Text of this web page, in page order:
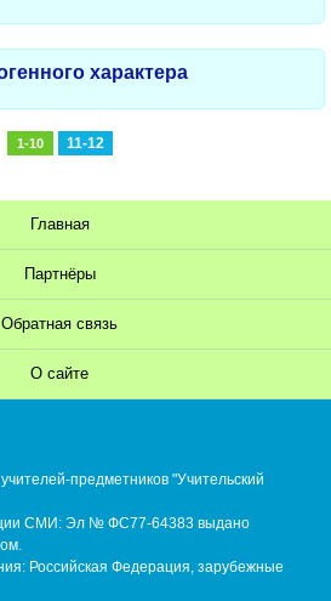
характера
1-10 11-12
Главная
Партнёры
Обратная связь
О сайте
предметников "Учительский
СМИ: Эл № ФС77-64383 выдано
Российская Федерация, зарубежные